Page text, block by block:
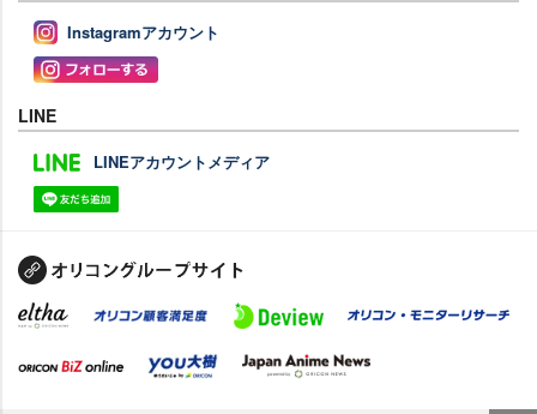
Instagramアカウント
LINE
LINEアカウントメディア